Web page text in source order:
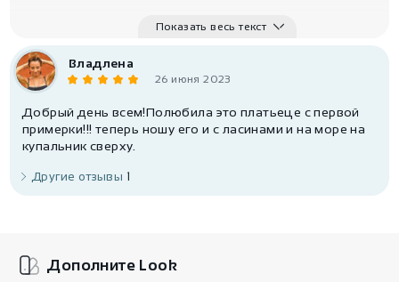
вырез добавляет элегантности и позволяет
комбинировать платье с различными аксессуарами.
Платье-туника "Ночные цветы" представлено в
размерах XS-S, что позволяет выбрать подходящий
вариант для разных типов фигур.
стильное, комфортное и качественное изделие,
Показать весь текст
Владлена
26 июня 2023
Добрый день всем!Полюбила это платьеце с первой
примерки!!! теперь ношу его и с ласинами и на море на
купальник сверху.
Другие отзывы 1
Дополните Look